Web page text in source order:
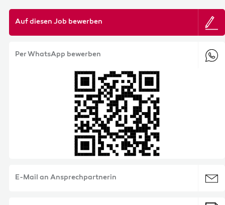
Auf diesen Job bewerben
Per WhatsApp bewerben
E-Mail an Ansprechpartnerin